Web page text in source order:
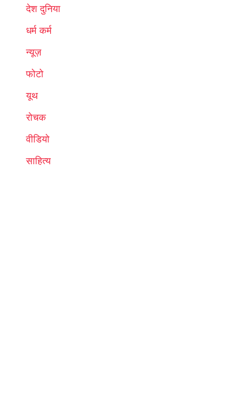
देश दुनिया
धर्म कर्म
न्यूज़
फोटो
यूथ
रोचक
वीडियो
साहित्य